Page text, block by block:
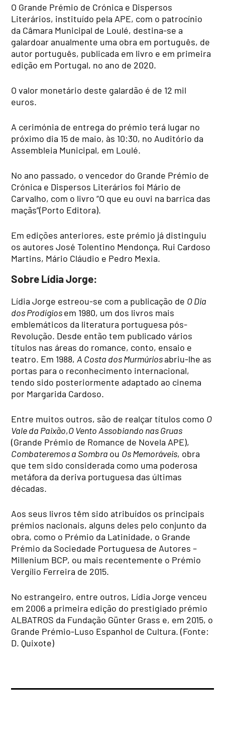
O Grande Prémio de Crónica e Dispersos
Literários, instituído pela APE, com o patrocínio
da Câmara Municipal de Loulé, destina-se a
galardoar anualmente uma obra em português, de
autor português, publicada em livro e em primeira
edição em Portugal, no ano de 2020.
O valor monetário deste galardão é de 12 mil
euros.
A cerimónia de entrega do prémio terá lugar no
próximo dia 15 de maio, às 10:30, no Auditório da
Assembleia Municipal, em Loulé.
No ano passado, o vencedor do Grande Prémio de
Crónica e Dispersos Literários foi Mário de
Carvalho, com o livro “O que eu ouvi na barrica das
maçãs”(Porto Editora).
Em edições anteriores, este prémio já distinguiu
os autores José Tolentino Mendonça, Rui Cardoso
Martins, Mário Cláudio e Pedro Mexia.
Sobre Lídia Jorge:
Lídia Jorge estreou-se com a publicação de O Dia
dos Prodígiosem 1980, um dos livros mais
emblemáticos da literatura portuguesa pós-
Revolução. Desde então tem publicado vários
títulos nas áreas do romance, conto, ensaio e
teatro. Em 1988,A Costa dos Murmúriosabriu-lhe as
portas para o reconhecimento internacional,
tendo sido posteriormente adaptado ao cinema
por Margarida Cardoso.
Entre muitos outros, são de realçar títulos como O
Vale da Paixão,O Vento Assobiando nas Gruas
(Grande Prémio de Romance de Novela APE),
Combateremos a Sombra ou Os Memoráveis, obra
que tem sido considerada como uma poderosa
metáfora da deriva portuguesa das últimas
décadas.
Aos seus livros têm sido atribuídos os principais
prémios nacionais, alguns deles pelo conjunto da
obra, como o Prémio da Latinidade, o Grande
Prémio da Sociedade Portuguesa de Autores –
Millenium BCP, ou mais recentemente o Prémio
Vergílio Ferreira de 2015.
No estrangeiro, entre outros, Lídia Jorge venceu
em 2006 a primeira edição do prestigiado prémio
ALBATROS da Fundação Günter Grass e, em 2015, o
Grande Prémio-Luso Espanhol de Cultura.(Fonte:
D. Quixote)